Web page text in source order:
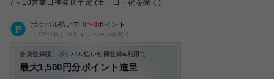
7～10営業日後発送予定 (土・日・祝を除く)
ポケパル払いで 0〜0ポイント
（1P=1円）※キャンペーン分除く
会員登録後、ポケパル払い初回登録&利用で
最大1,500円分ポイント進呈